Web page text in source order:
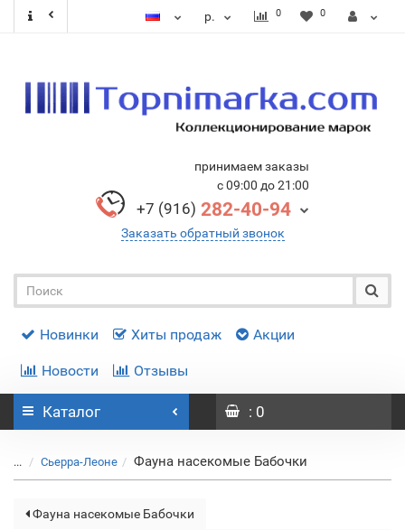
р. 0 0
принимаем заказы
с 09:00 до 21:00
+7 (916) 282-40-94
Заказать обратный звонок
Новинки Хиты продаж Акции
Новости Отзывы
Каталог : 0
... Сьерра-Леоне Фауна насекомые Бабочки
Фауна насекомые Бабочки